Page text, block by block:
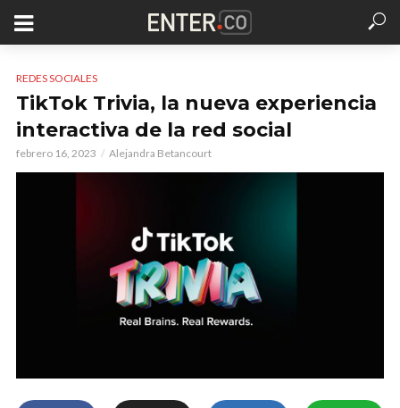
REDES SOCIALES
TikTok Trivia, la nueva experiencia
interactiva de la red social
febrero 16, 2023 Alejandra Betancourt